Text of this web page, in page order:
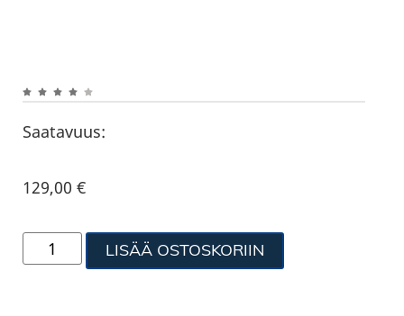
Saatavuus:
129,00€
LISÄÄ OSTOSKORIIN